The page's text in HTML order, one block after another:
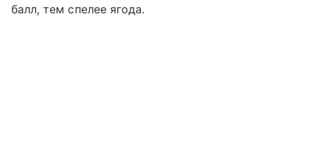
балл, тем спелее ягода.